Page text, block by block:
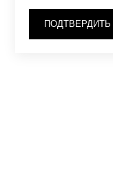
ПОДТВЕРДИТЬ